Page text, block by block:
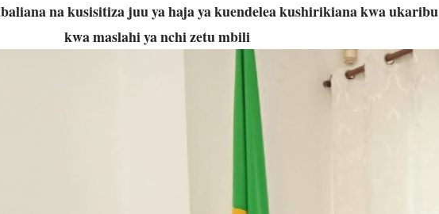
na kusisitiza juu ya haja ya kuendelea kushirikiana kwa ukaribu
kwa maslahi ya nchi zetu mbili